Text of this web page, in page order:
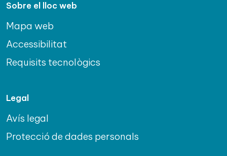
Sobre el lloc web
Mapa web
Accessibilitat
Requisits tecnològics
Legal
Avís legal
Protecció de dades personals